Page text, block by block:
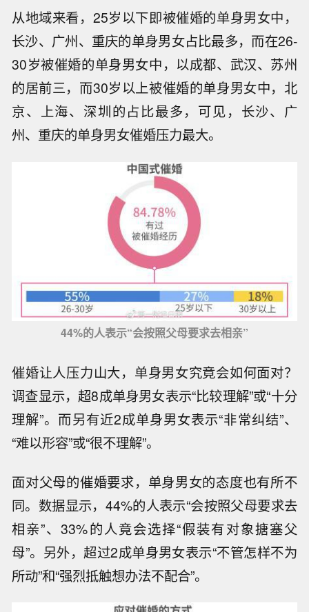
从地域来看，25岁以下即被催婚的单身男女中，
长沙、广州、重庆的单身男女占比最多，而在26-
30岁被催婚的单身男女中，以成都、武汉、苏州
的居前三，而30岁以上被催婚的单身男女中，北
京、上海、深圳的占比最多，可见，长沙、广
州、重庆的单身男女催婚压力最大。
44%的人表示“会按照父母要求去相亲”
催婚让人压力山大，单身男女究竟会如何面对？
调查显示，超8成单身男女表示“比较理解”或“十分
理解”。而另有近2成单身男女表示“非常纠结”、
“难以形容”或“很不理解”。
面对父母的催婚要求，单身男女的态度也有所不
同。数据显示，44%的人表示“会按照父母要求去
相亲”、33%的人竟会选择“假装有对象搪塞父
母”。另外，超过2成单身男女表示“不管怎样不为
所动”和“强烈抵触想办法不配合”。